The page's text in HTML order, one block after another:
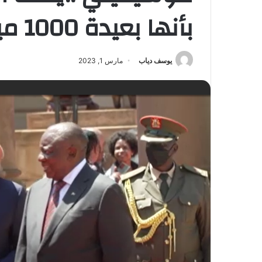
بأنها بعيدة 1000 ميل عن المعدل الطبيعي
يوسف دياب مارس 1, 2023